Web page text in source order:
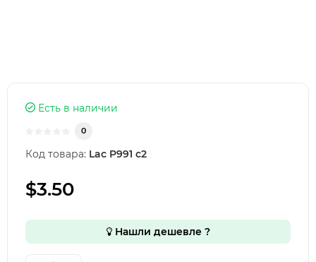
Есть в наличии
0
Код товара: Lac P991 c2
$3.50
Нашли дешевле ?